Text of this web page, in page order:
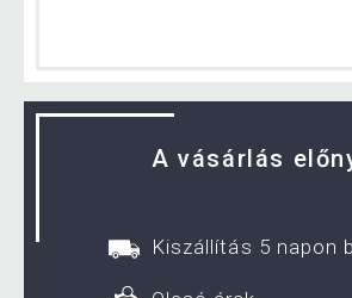
A vásárlás
Kiszállítás 5 napon